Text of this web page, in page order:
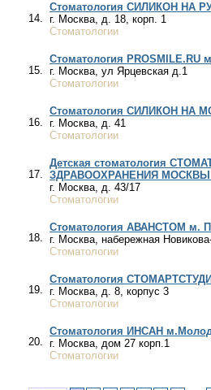
14.
Стоматология СИЛИКОН НА
г. Москва, д. 18, корп. 1
Стоматологии
15.
Стоматология PROSMILE.RU
г. Москва, ул Ярцевская д.1
Стоматологии
16.
Стоматология СИЛИКОН НА
г. Москва, д. 41
Стоматологии
17.
Детская стоматология
ЗДРАВООХРАНЕНИЯ МОСКВЫ
г. Москва, д. 43/17
Стоматологии
18.
Стоматология АВАНСТОМ м.
г. Москва, набережная
Стоматологии
19.
Стоматология
г. Москва, д. 8, корпус 3
Стоматологии
20.
Стоматология ИНСАН
г. Москва, дом 27 корп.1
Стоматологии